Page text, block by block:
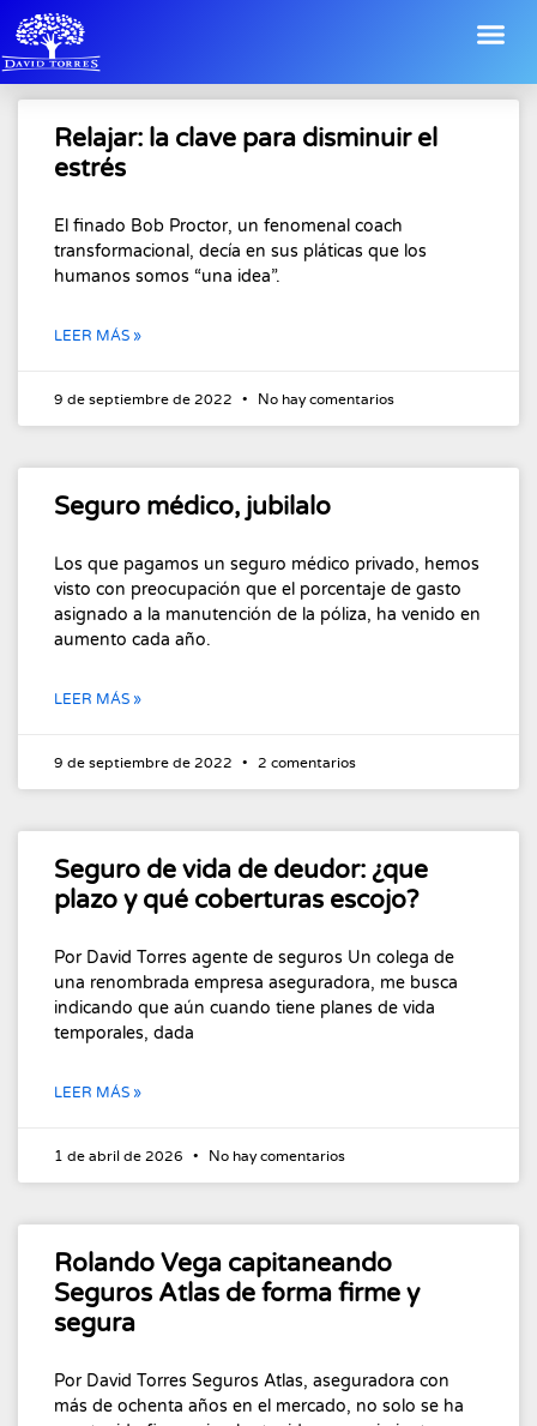
Relajar: la clave para disminuir el
estrés
El finado Bob Proctor, un fenomenal coach
transformacional, decía en sus pláticas que los
humanos somos “una idea”.
LEER MÁS »
9 de septiembre de 2022 No hay comentarios
Seguro médico, jubilalo
Los que pagamos un seguro médico privado, hemos
visto con preocupación que el porcentaje de gasto
asignado a la manutención de la póliza, ha venido en
aumento cada año.
LEER MÁS »
9 de septiembre de 2022 2 comentarios
Seguro de vida de deudor: ¿que
plazo y qué coberturas escojo?
Por David Torres agente de seguros Un colega de
una renombrada empresa aseguradora, me busca
indicando que aún cuando tiene planes de vida
temporales, dada
LEER MÁS »
1 de abril de 2026 No hay comentarios
Rolando Vega capitaneando
Seguros Atlas de forma firme y
segura
Por David Torres Seguros Atlas, aseguradora con
más de ochenta años en el mercado, no solo se ha